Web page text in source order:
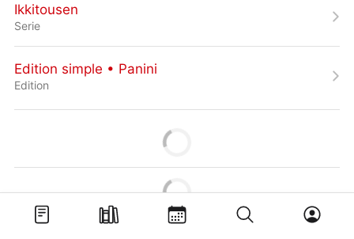
Ikkitousen
Serie
Edition simple • Panini
Edition